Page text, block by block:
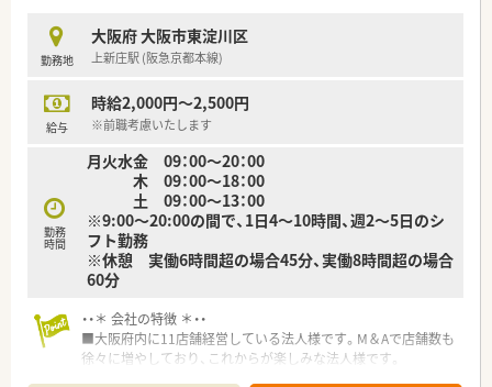
勤務地
大阪府 大阪市東淀川区
上新庄駅 (阪急京都本線)
給与
時給2,000円～2,500円
※前職考慮いたします
勤務
時間
月火水金 09：00～20：00
木 09：00～18：00
土 09：00～13：00
※9:00～20:00の間で、1日4～10時間、週2～5日のシ
フト勤務
※休憩 実働6時間超の場合45分、実働8時間超の場合
60分
・・＊ 会社の特徴 ＊・・
■大阪府内に11店舗経営している法人様です。M＆Aで店舗数も
徐々に増やしており、これからが楽しみな法人様です。